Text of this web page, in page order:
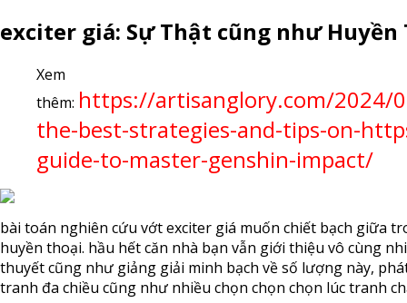
exciter giá: Sự Thật cũng như Huyền
Xem
thêm: https://artisanglory.com/2024/
the-best-strategies-and-tips-on-
guide-to-master-genshin-impact/
bài toán nghiên cứu vớt exciter giá muốn chiết bạch giữa
huyền thoại. hầu hết căn nhà bạn vẫn giới thiệu vô cùng
thuyết cũng như giảng giải minh bạch về số lượng này,
tranh đa chiều cũng như nhiều chọn chọn chọn lúc tranh